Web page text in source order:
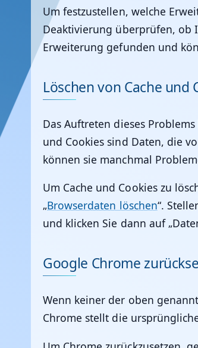
Um festzustellen, welche
Deaktivierung überprüfen, ob
Erweiterung gefunden und
Löschen von Cache und
Das Auftreten dieses
und Cookies sind Daten, die
können sie manchmal
Um Cache und Cookies zu
„Browserdaten löschen“.
und klicken Sie dann auf
Google Chrome
Wenn keiner der oben
Chrome stellt die